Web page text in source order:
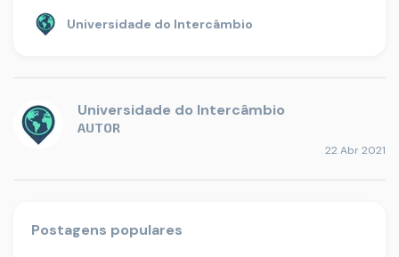
Universidade do Intercâmbio
Universidade do Intercâmbio
AUTOR
22 Abr 2021
Postagens populares